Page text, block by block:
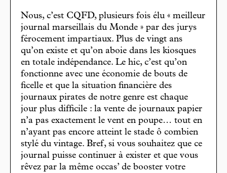
Nous, c’est CQFD, plusieurs fois élu « meilleur
journal marseillais du Monde » par des jurys
férocement impartiaux. Plus de vingt ans
qu’on existe et qu’on aboie dans les kiosques
en totale indépendance. Le hic, c’est qu’on
fonctionne avec une économie de bouts de
ficelle et que la situation financière des
journaux pirates de notre genre est chaque
jour plus difficile : la vente de journaux papier
n’a pas exactement le vent en poupe… tout en
n’ayant pas encore atteint le stade ô combien
stylé du vintage. Bref, si vous souhaitez que ce
journal puisse continuer à exister et que vous
rêvez par la même occas’ de booster votre